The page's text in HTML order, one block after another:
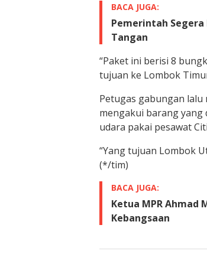
BACA JUGA:
Pemerintah Segera
Tangan
“Paket ini berisi 8
tujuan ke Lombok
Petugas gabungan lalu
mengakui barang
udara pakai pesawat
“Yang tujuan Lombok
(*/tim)
BACA JUGA:
Ketua MPR Ahmad
Kebangsaan